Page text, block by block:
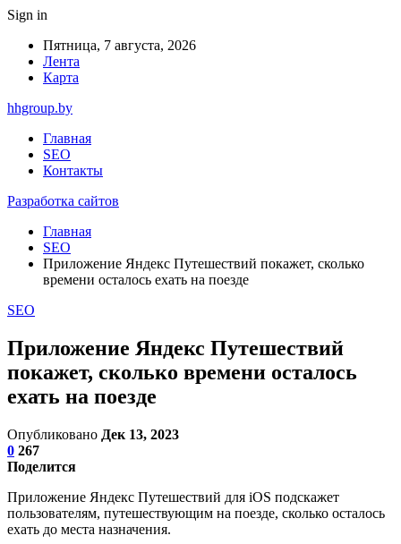
Sign in
Пятница, 7 августа, 2026
Лента
Карта
hhgroup.by
Главная
SEO
Контакты
Разработка сайтов
Главная
SEO
Приложение Яндекс Путешествий покажет, сколько
времени осталось ехать на поезде
SEO
Приложение Яндекс Путешествий
покажет, сколько времени осталось
ехать на поезде
Опубликовано Дек 13, 2023
0 267
Поделится
Приложение Яндекс Путешествий для iOS подскажет
пользователям, путешествующим на поезде, сколько осталось
ехать до места назначения.